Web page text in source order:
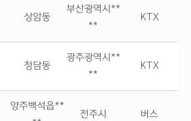
상암동
부산광역시**
**
KTX
청담동
광주광역시**
**
KTX
양주백석읍**
전주시 버스